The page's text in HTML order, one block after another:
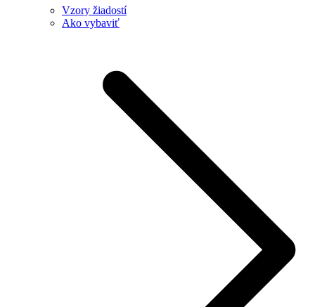
Vzory žiadostí
Ako vybaviť